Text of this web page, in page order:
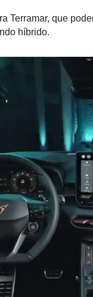
Terramar, que
híbrido.